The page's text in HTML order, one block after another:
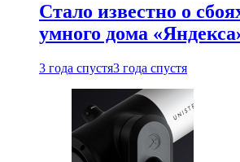
Стало известно о
умного дома
3 года спустя3 года спустя